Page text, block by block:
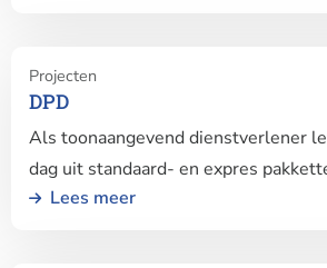
Projecten
DPD
Als toonaangevend dienstverlener
dag uit standaard- en expres
Lees meer
meer
over
DPD